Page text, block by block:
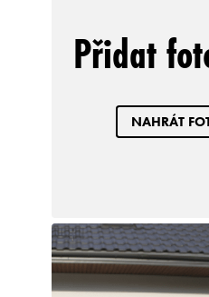
Přidat
NAHRÁT